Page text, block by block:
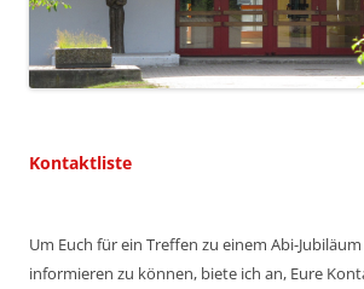
Kontaktliste
Um Euch für ein Treffen zu einem Abi-
informieren zu können, biete ich an, Eure